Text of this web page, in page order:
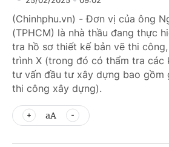
(Chinhphu.vn) - Đơn vị của ông
(TPHCM) là nhà thầu đang thực
tra hồ sơ thiết kế bản vẽ thi
trình X (trong đó có thẩm tra các
tư vấn đầu tư xây dựng bao gồm
thi công xây dựng).
aA